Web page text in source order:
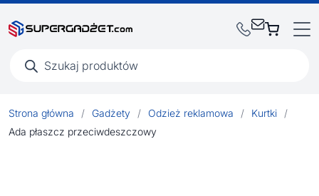
produktów
Strona główna / Gadżety / Odzież reklamowa / Kurtki
/
Ada płaszcz przeciwdeszczowy